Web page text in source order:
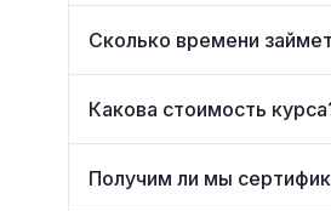
Сколько времени
Какова стоимость
Получим ли мы